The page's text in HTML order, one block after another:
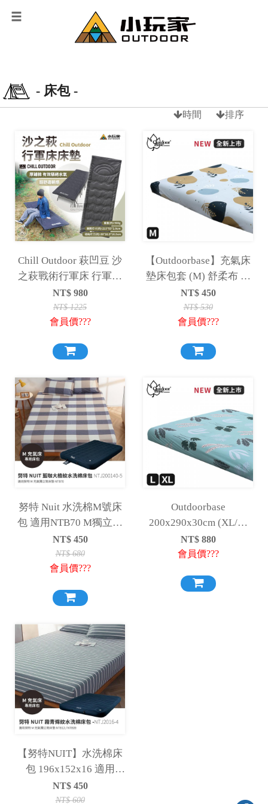
- 床包 -
時間 排序
Chill Outdoor 萩凹豆 沙
之萩戰術行軍床 行軍床
床墊 床墊 行軍床 沙之萩
加大款
NT$ 980
NT$1225
會員價???
【Outdoorbase】充氣床
墊床包套 (M) 舒柔布 充
氣床包套
150x200x30cm-26312
NT$ 450
NT$530
會員價???
努特 Nuit 水洗棉M號床
包 適用NTB70 M獨立筒
充氣床 M床墊 祕密花園
充氣睡墊 床包
NTJ200140-4
NT$ 450
NT$680
會員價???
Outdoorbase
200x290x30cm (XL/L)
舒柔布充氣床包套 充氣
床墊床包套
NT$ 880
會員價???
【努特NUIT】水洗棉床
包 196x152x16 適用
NTB12 NTB09 M獨立筒
充氣床 M號床包 床包 床
NT$ 450
NT$600